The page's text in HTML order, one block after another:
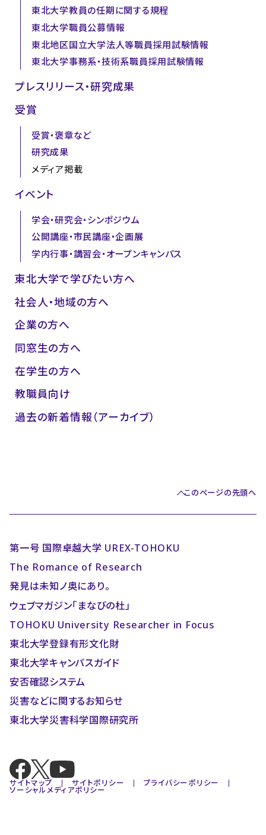
東北大学教員の任期に関する規程
東北大学職員公募情報
東北地区国立大学法人等職員採用試験情報
東北大学事務系・技術系職員採用試験情報
プレスリリース・研究成果
受賞
受賞・褒章など
研究成果
メディア掲載
イベント
学会・研究会・シンポジウム
公開講座・市民講座・企画展
学内行事・講習会・オープンキャンパス
東北大学で学びたい方へ
社会人・地域の方へ
企業の方へ
同窓生の方へ
在学生の方へ
教職員向け
過去の新着情報（アーカイブ）
このページの先頭へ
第一号 国際卓越大学 UREX-TOHOKU
The Romance of Research
発見は未知ノ奥にあり。
ウェブマガジン「まなびの杜」
TOHOKU University Researcher in Focus
東北大学登録有形文化財
東北大学キャンパスガイド
安否確認システム
災害などに関するお知らせ
東北大学災害科学国際研究所
サイトマップ サイトポリシー プライバシーポリシー
ソーシャルメディアポリシー